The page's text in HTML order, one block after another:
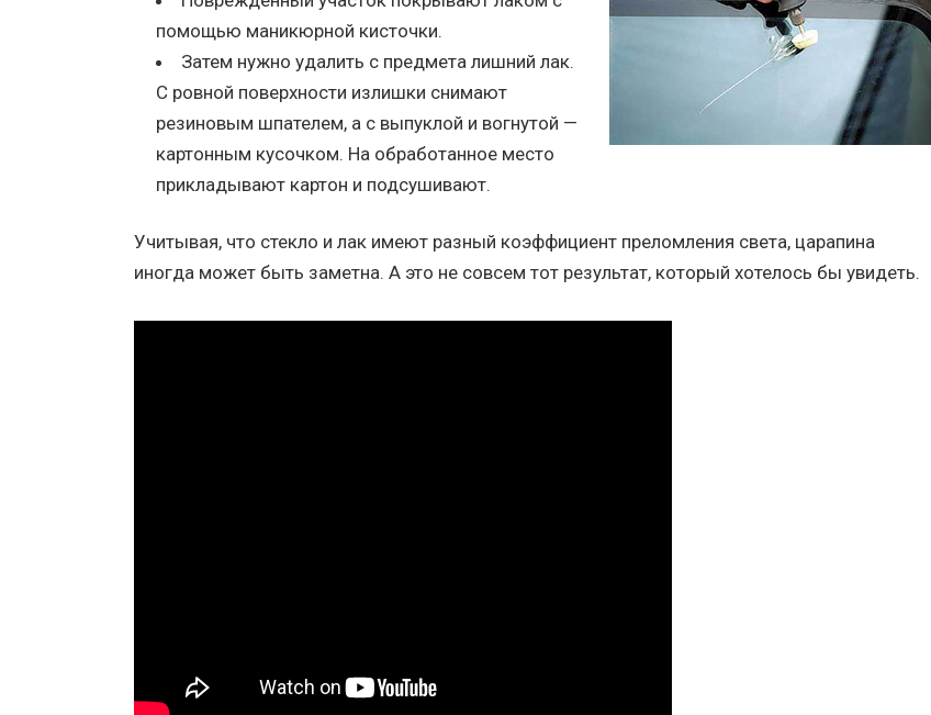
помощью маникюрной кисточки.
Затем нужно удалить с предмета лишний лак.
С ровной поверхности излишки снимают
резиновым шпателем, а с выпуклой и вогнутой —
картонным кусочком. На обработанное место
прикладывают картон и подсушивают.
Учитывая, что стекло и лак имеют разный коэффициент преломления света, царапина
иногда может быть заметна. А это не совсем тот результат, который хотелось бы увидеть.